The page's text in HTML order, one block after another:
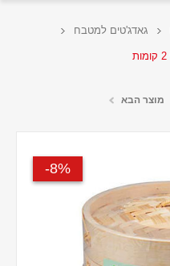
גאדג'טים למטבח
מוצר הבא
8%-